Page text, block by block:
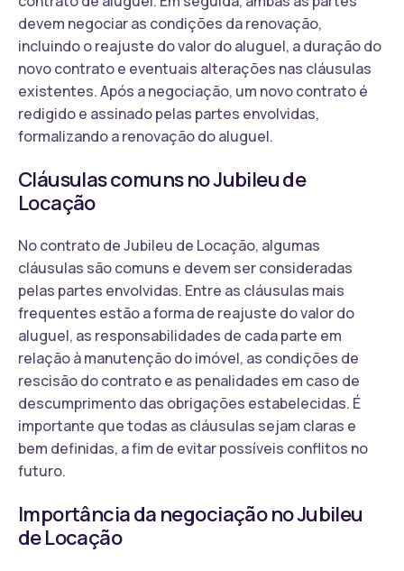
devem negociar as condições da renovação,
incluindo o reajuste do valor do aluguel, a duração do
novo contrato e eventuais alterações nas cláusulas
existentes. Após a negociação, um novo contrato é
redigido e assinado pelas partes envolvidas,
formalizando a renovação do aluguel.
Cláusulas comuns no Jubileu de
Locação
No contrato de Jubileu de Locação, algumas
cláusulas são comuns e devem ser consideradas
pelas partes envolvidas. Entre as cláusulas mais
frequentes estão a forma de reajuste do valor do
aluguel, as responsabilidades de cada parte em
relação à manutenção do imóvel, as condições de
rescisão do contrato e as penalidades em caso de
descumprimento das obrigações estabelecidas. É
importante que todas as cláusulas sejam claras e
bem definidas, a fim de evitar possíveis conflitos no
futuro.
Importância da negociação no Jubileu
de Locação